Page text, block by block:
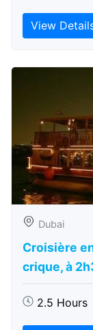
View
Dubai
Croisière
crique, à
2.5 Hours